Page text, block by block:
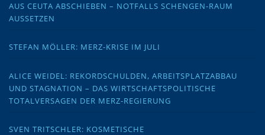
AUS CEUTA ABSCHIEBEN – NOTFALLS SCHENGEN-RAUM
AUSSETZEN
STEFAN MÖLLER: MERZ-KRISE IM JULI
ALICE WEIDEL: REKORDSCHULDEN, ARBEITSPLATZABBAU
UND STAGNATION – DAS WIRTSCHAFTSPOLITISCHE
TOTALVERSAGEN DER MERZ-REGIERUNG
SVEN TRITSCHLER: KOSMETISCHE